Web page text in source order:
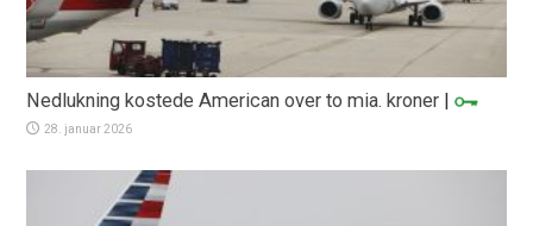
Nedlukning kostede American over to mia. kroner |
28. januar 2026